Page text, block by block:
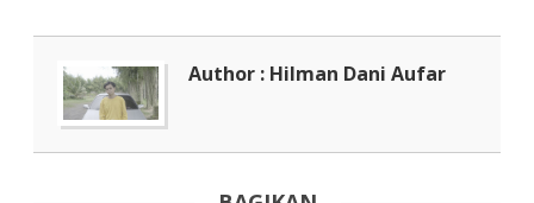
Author : Hilman Dani Aufar